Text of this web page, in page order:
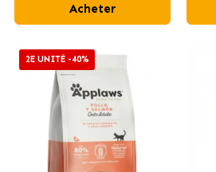
Acheter
2E UNITÉ -40%